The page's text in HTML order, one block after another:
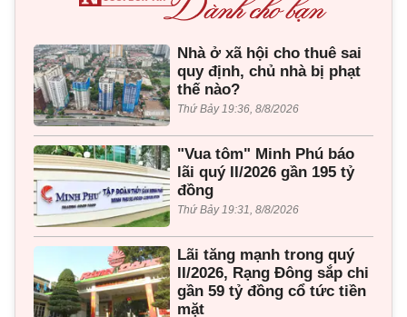
Nhà ở xã hội cho thuê sai
quy định, chủ nhà bị phạt
thế nào?
Thứ Bảy 19:36, 8/8/2026
"Vua tôm" Minh Phú báo
lãi quý II/2026 gần 195 tỷ
đồng
Thứ Bảy 19:31, 8/8/2026
Lãi tăng mạnh trong quý
II/2026, Rạng Đông sắp chi
gần 59 tỷ đồng cổ tức tiền
mặt